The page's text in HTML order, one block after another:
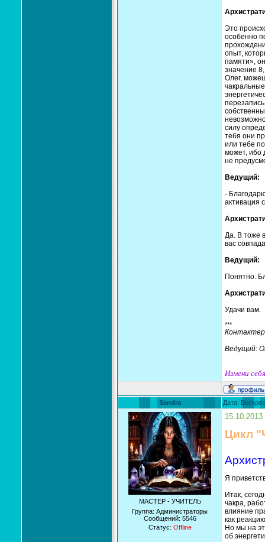
Это
особенно
опыт,
памяти»,
значение
Олег,
силу
тебя они
или тебе
может, ибо
не
Ведущий:
-
активация
Да. В тоже
вас
Ведущий:
Понятно.
Удачи вам.
***
Ведущий:
Измени
Sandra Дата:
МАСТЕР - УЧИТЕЛЬ
Группа: Администраторы
Сообщений: 5546
Статус: Offline
15.10.2013
Цикл
Я
Итак,
чакра,
влияние
как
Но мы на
об